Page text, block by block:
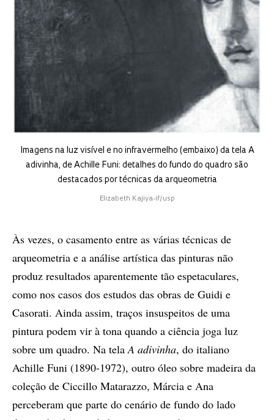
Imagens na luz visível e no infravermelho (embaixo) da tela A
adivinha, de Achille Funi: detalhes do fundo do quadro são
destacados por técnicas da arqueometria
Elizabeth Kajiya-if/usp
Às vezes, o casamento entre as várias técnicas de
arqueometria e a análise artística das pinturas não
produz resultados aparentemente tão espetaculares,
como nos casos dos estudos das obras de Guidi e
Casorati. Ainda assim, traços insuspeitos de uma
pintura podem vir à tona quando a ciência joga luz
sobre um quadro. Na tela A adivinha, do italiano
Achille Funi (1890-1972), outro óleo sobre madeira da
coleção de Ciccillo Matarazzo, Márcia e Ana
perceberam que parte do cenário de fundo do lado